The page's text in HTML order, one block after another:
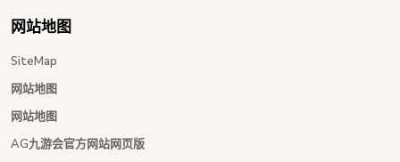
网站地图
SiteMap
网站地图
网站地图
AG九游会官方网站网页版